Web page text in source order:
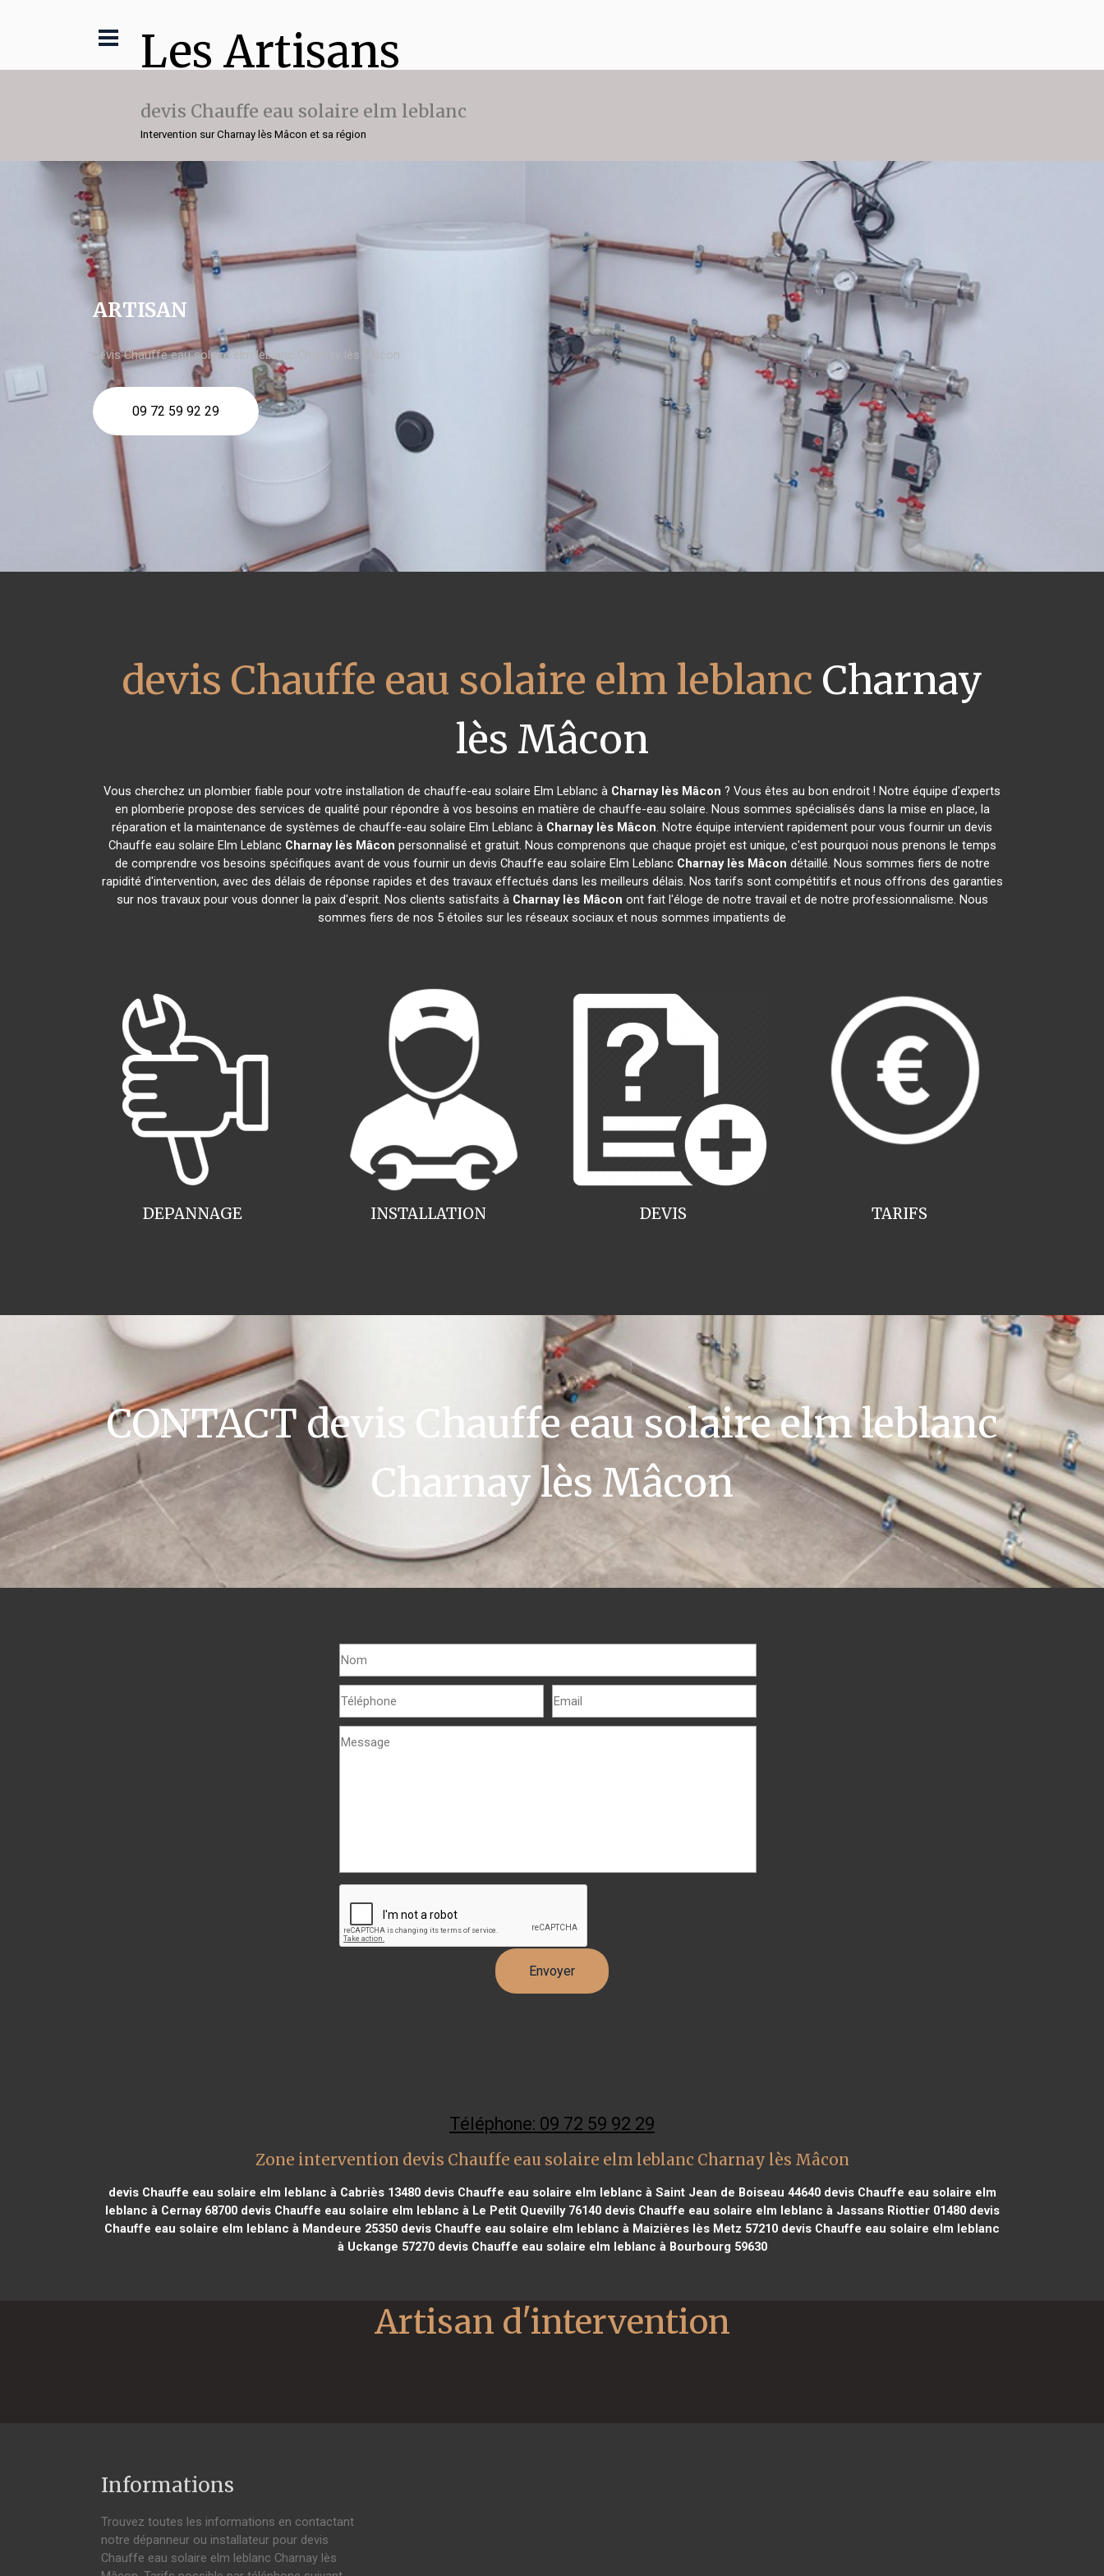
Les Artisans
devis Chauffe eau solaire elm leblanc
Intervention sur Charnay lès Mâcon et sa région
ARTISAN
devis Chauffe eau solaire elm leblanc Charnay lès Mâcon
09 72 59 92 29
devis Chauffe eau solaire elm leblanc Charnay
lès Mâcon
Vous cherchez un plombier fiable pour votre installation de chauffe-eau solaire Elm Leblanc à Charnay lès Mâcon ? Vous êtes au bon endroit ! Notre équipe d'experts
en plomberie propose des services de qualité pour répondre à vos besoins en matière de chauffe-eau solaire. Nous sommes spécialisés dans la mise en place, la
réparation et la maintenance de systèmes de chauffe-eau solaire Elm Leblanc à Charnay lès Mâcon. Notre équipe intervient rapidement pour vous fournir un devis
Chauffe eau solaire Elm Leblanc Charnay lès Mâcon personnalisé et gratuit. Nous comprenons que chaque projet est unique, c'est pourquoi nous prenons le temps
de comprendre vos besoins spécifiques avant de vous fournir un devis Chauffe eau solaire Elm Leblanc Charnay lès Mâcon détaillé. Nous sommes fiers de notre
rapidité d'intervention, avec des délais de réponse rapides et des travaux effectués dans les meilleurs délais. Nos tarifs sont compétitifs et nous offrons des garanties
sur nos travaux pour vous donner la paix d'esprit. Nos clients satisfaits à Charnay lès Mâcon ont fait l'éloge de notre travail et de notre professionnalisme. Nous
sommes fiers de nos 5 étoiles sur les réseaux sociaux et nous sommes impatients de
INSTALLATION
DEPANNAGE TARIFS
DEVIS
CONTACT devis Chauffe eau solaire elm leblanc
Charnay lès Mâcon
Téléphone: 09 72 59 92 29
Zone intervention devis Chauffe eau solaire elm leblanc Charnay lès Mâcon
devis Chauffe eau solaire elm leblanc à Cabriès 13480devis Chauffe eau solaire elm leblanc à Saint Jean de Boiseau 44640devis Chauffe eau solaire elm
leblanc à Cernay 68700devis Chauffe eau solaire elm leblanc à Le Petit Quevilly 76140devis Chauffe eau solaire elm leblanc à Jassans Riottier 01480devis
Chauffe eau solaire elm leblanc à Mandeure 25350 devis Chauffe eau solaire elm leblanc à Maizières lès Metz 57210 devis Chauffe eau solaire elm leblanc
à Uckange 57270devis Chauffe eau solaire elm leblanc à Bourbourg 59630
Informations
Trouvez toutes les informations en contactant
notre dépanneur ou installateur pour devis
Chauffe eau solaire elm leblanc Charnay lès
Artisan d'intervention